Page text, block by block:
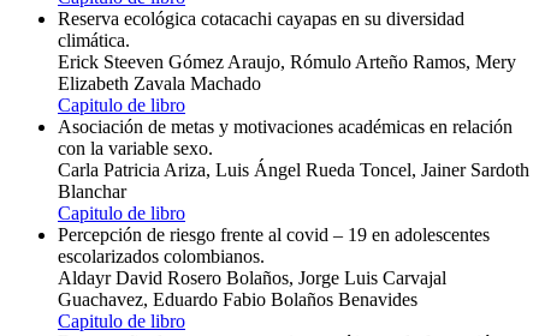
Reserva ecológica cotacachi cayapas en su diversidad
climática.
Erick Steeven Gómez Araujo, Rómulo Arteño Ramos, Mery
Elizabeth Zavala Machado
Capitulo de libro
Asociación de metas y motivaciones académicas en relación
con la variable sexo.
Carla Patricia Ariza, Luis Ángel Rueda Toncel, Jainer Sardoth
Blanchar
Capitulo de libro
Percepción de riesgo frente al covid – 19 en adolescentes
escolarizados colombianos.
Aldayr David Rosero Bolaños, Jorge Luis Carvajal
Guachavez, Eduardo Fabio Bolaños Benavides
Capitulo de libro